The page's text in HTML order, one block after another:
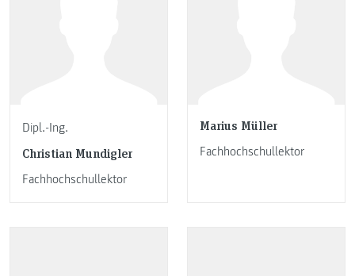
Dipl.-Ing.
Christian Mundigler
Fachhochschullektor
Marius Müller
Fachhochschullektor